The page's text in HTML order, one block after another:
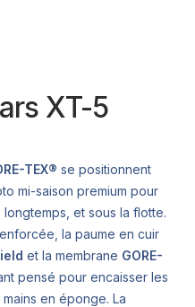
XT-5
TEX® se positionnent
mi-saison premium pour
et sous la flotte.
la paume en cuir
et la membrane GORE-
pensé pour encaisser les
en éponge. La